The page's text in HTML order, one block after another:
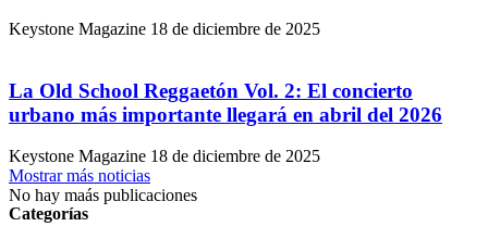
Keystone Magazine 18 de diciembre de 2025
La Old School Reggaetón Vol. 2: El concierto
urbano más importante llegará en abril del 2026
Keystone Magazine 18 de diciembre de 2025
Mostrar más noticias
No hay maás publicaciones
Categorías